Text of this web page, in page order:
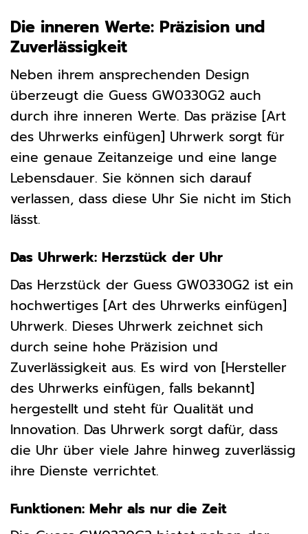
Die inneren Werte: Präzision und
Zuverlässigkeit
Neben ihrem ansprechenden Design
überzeugt die Guess GW0330G2 auch
durch ihre inneren Werte. Das präzise [Art
des Uhrwerks einfügen] Uhrwerk sorgt für
eine genaue Zeitanzeige und eine lange
Lebensdauer. Sie können sich darauf
verlassen, dass diese Uhr Sie nicht im Stich
lässt.
Das Uhrwerk: Herzstück der Uhr
Das Herzstück der Guess GW0330G2 ist ein
hochwertiges [Art des Uhrwerks einfügen]
Uhrwerk. Dieses Uhrwerk zeichnet sich
durch seine hohe Präzision und
Zuverlässigkeit aus. Es wird von [Hersteller
des Uhrwerks einfügen, falls bekannt]
hergestellt und steht für Qualität und
Innovation. Das Uhrwerk sorgt dafür, dass
die Uhr über viele Jahre hinweg zuverlässig
ihre Dienste verrichtet.
Funktionen: Mehr als nur die Zeit